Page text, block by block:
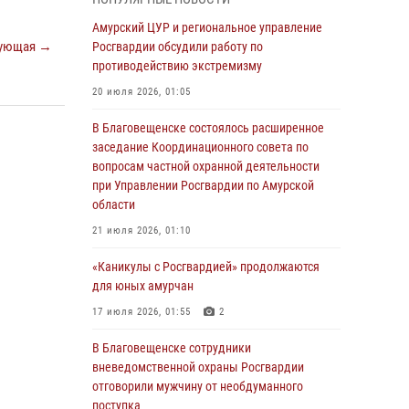
→
Более 2,5 миллионов рублей выплачено
амурчанам за оружие сданное на возмездной
основе
28 июля 2026, 02:00
Итоги работы строевых подразделений
вневедомственной охраны Росгвардии
Амурской области в период с 20 по 26 июля
2026 года
27 июля 2026, 06:28
сотрудников вневедомственной охраны
23 июля 2026, 07:49
поступления на службу в подразделения
территориального Управления Росгвардии
23 июля 2026, 00:00
Амурский ЦУР и региональное управление
Росгвардии обсудили работу по
противодействию экстремизму
20 июля 2026, 01:05
В Благовещенске состоялось расширенное
заседание Координационного совета по
вопросам частной охранной деятельности
при Управлении Росгвардии по Амурской
области
21 июля 2026, 01:10
«Каникулы с Росгвардией» продолжаются
для юных амурчан
17 июля 2026, 01:55 2
В Благовещенске сотрудники
вневедомственной охраны Росгвардии
отговорили мужчину от необдуманного
поступка